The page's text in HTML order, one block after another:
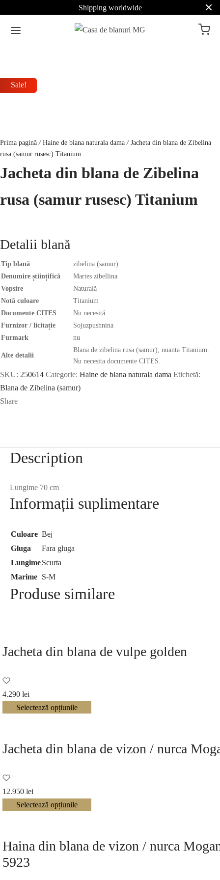
Shipping worldwide
Prima pagină / Haine de blana naturala dama /Jacheta din blana de Zibelina
rusa (samur rusesc) Titanium
Jacheta din blana de Zibelina
rusa (samur rusesc) Titanium
Detalii blană
Tip blană
zibelina (samur)
Denumire științifică
Martes zibellina
Vopsire
Naturală
Notă culoare
Titanium
Documente CITES
Nu necesită
Furnizor / licitație
Sojuzpushnina
Furmark
nu
Alte detalii
Blana de zibelina rusa (samur), nuanta Titanium.
Nu necesita documente CITES.
SKU: 250614 Categorie: Haine de blana naturala dama Etichetă:
Blana de Zibelina (samur)
Share
Description
Lungime 70 cm
Informații suplimentare
Culoare Bej
Gluga
Fara gluga
LungimeScurta
Marime S-M
Produse similare
Jacheta din blana de vulpe golden
4.290 lei
Selectează opțiunile
Jacheta din blana de vizon / nurca
12.950 lei
Selectează opțiunile
Haina din blana de vizon / nurca
5923
Sale!